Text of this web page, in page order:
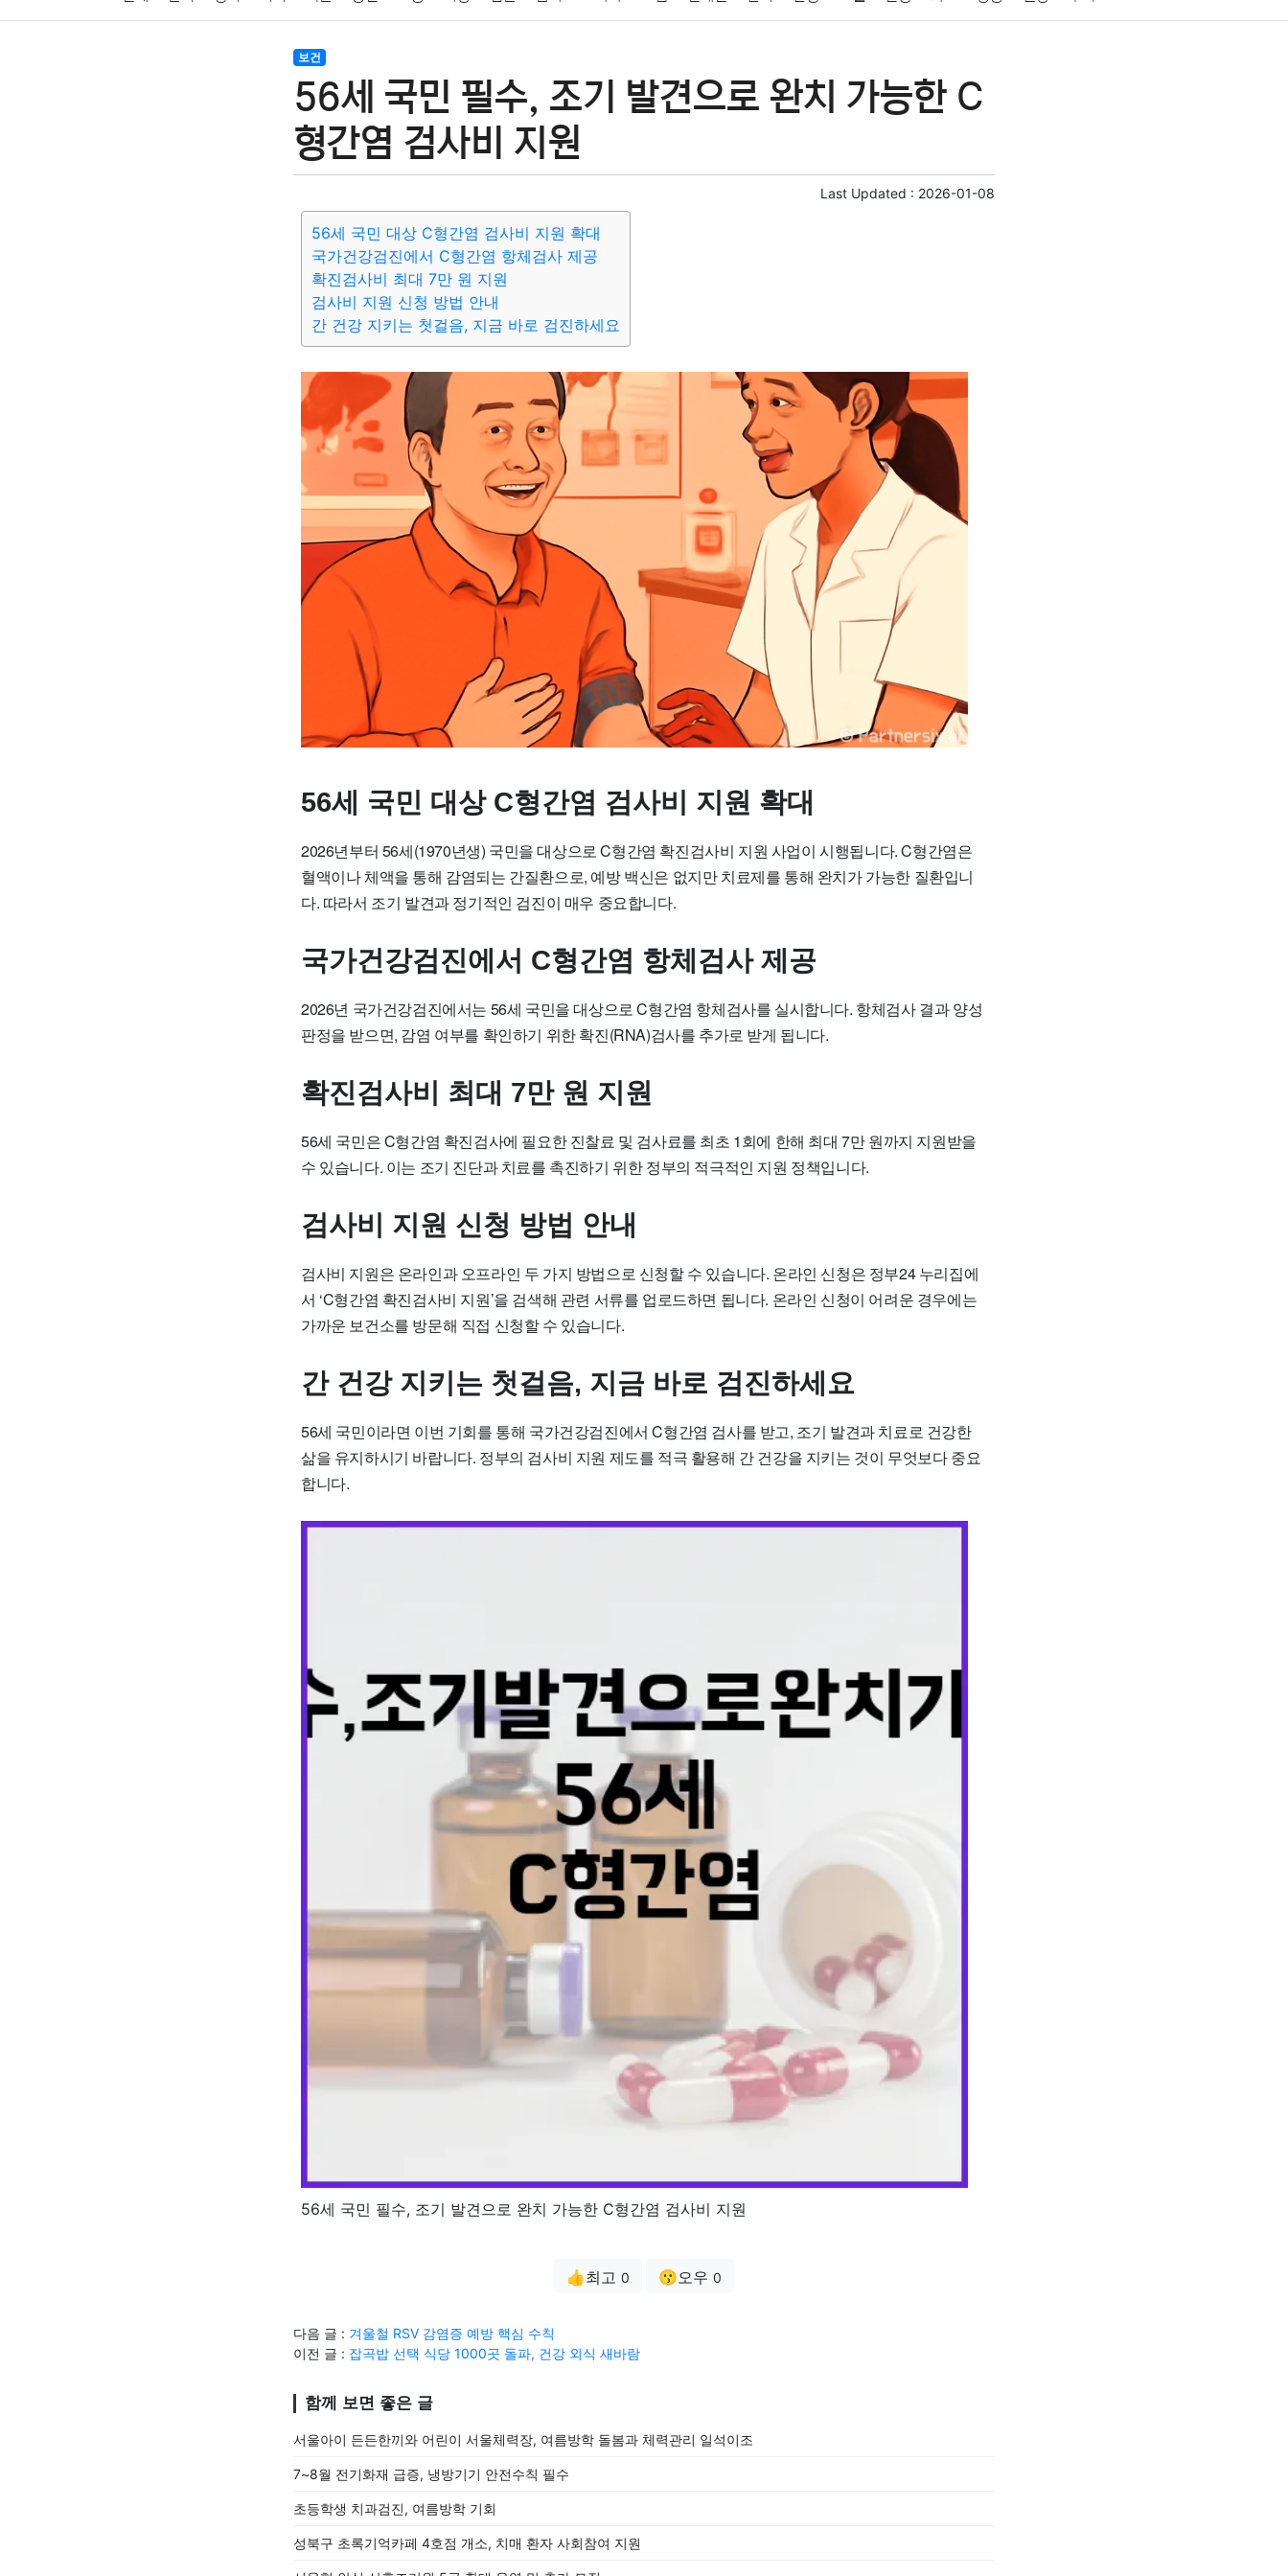
결혼 육아
기술 종교 사회 정치 건강 의료 의학 경제 마케팅 부동산 외국어 교육 교통 생활
보건
56세 국민 필수, 조기 발견으로 완치 가능한 C
형간염 검사비 지원
Last Updated : 2026-01-08
56세 국민 대상 C형간염 검사비 지원 확대
국가건강검진에서 C형간염 항체검사 제공
확진검사비 최대 7만 원 지원
검사비 지원 신청 방법 안내
간 건강 지키는 첫걸음, 지금 바로 검진하세요
56세 국민 대상 C형간염 검사비 지원 확대
2026년부터 56세(1970년생) 국민을 대상으로 C형간염 확진검사비 지원 사업이 시행됩니다. C형간염은
혈액이나 체액을 통해 감염되는 간질환으로, 예방 백신은 없지만 치료제를 통해 완치가 가능한 질환입니
다. 따라서 조기 발견과 정기적인 검진이 매우 중요합니다.
국가건강검진에서 C형간염 항체검사 제공
2026년 국가건강검진에서는 56세 국민을 대상으로 C형간염 항체검사를 실시합니다. 항체검사 결과 양성
판정을 받으면, 감염 여부를 확인하기 위한 확진(RNA)검사를 추가로 받게 됩니다.
확진검사비 최대 7만 원 지원
56세 국민은 C형간염 확진검사에 필요한 진찰료 및 검사료를 최초 1회에 한해 최대 7만 원까지 지원받을
수 있습니다. 이는 조기 진단과 치료를 촉진하기 위한 정부의 적극적인 지원 정책입니다.
검사비 지원 신청 방법 안내
검사비 지원은 온라인과 오프라인 두 가지 방법으로 신청할 수 있습니다. 온라인 신청은 정부24 누리집에
서 ‘C형간염 확진검사비 지원’을 검색해 관련 서류를 업로드하면 됩니다. 온라인 신청이 어려운 경우에는
가까운 보건소를 방문해 직접 신청할 수 있습니다.
간 건강 지키는 첫걸음, 지금 바로 검진하세요
56세 국민이라면 이번 기회를 통해 국가건강검진에서 C형간염 검사를 받고, 조기 발견과 치료로 건강한
삶을 유지하시기 바랍니다. 정부의 검사비 지원 제도를 적극 활용해 간 건강을 지키는 것이 무엇보다 중요
합니다.
56세 국민 필수, 조기 발견으로 완치 가능한 C형간염 검사비 지원
👍최고 0 😗오우 0
다음 글 : 겨울철 RSV 감염증 예방 핵심 수칙
이전 글 : 잡곡밥 선택 식당 1000곳 돌파, 건강 외식 새바람
함께 보면 좋은 글
서울아이 든든한끼와 어린이 서울체력장, 여름방학 돌봄과 체력관리 일석이조
7~8월 전기화재 급증, 냉방기기 안전수칙 필수
초등학생 치과검진, 여름방학 기회
성북구 초록기억카페 4호점 개소, 치매 환자 사회참여 지원